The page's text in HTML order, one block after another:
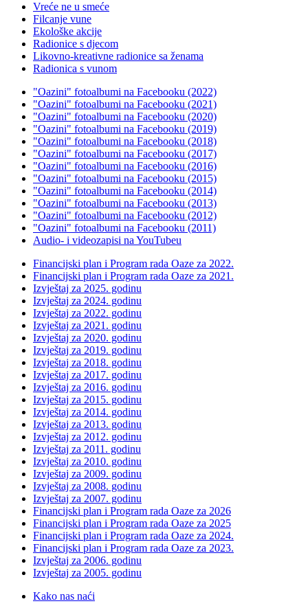
Vreće ne u smeće
Filcanje vune
Ekološke akcije
Radionice s djecom
Likovno-kreativne radionice sa ženama
Radionica s vunom
"Oazini" fotoalbumi na Facebooku (2022)
"Oazini" fotoalbumi na Facebooku (2021)
"Oazini" fotoalbumi na Facebooku (2020)
"Oazini" fotoalbumi na Facebooku (2019)
"Oazini" fotoalbumi na Facebooku (2018)
"Oazini" fotoalbumi na Facebooku (2017)
"Oazini" fotoalbumi na Facebooku (2016)
"Oazini" fotoalbumi na Facebooku (2015)
"Oazini" fotoalbumi na Facebooku (2014)
"Oazini" fotoalbumi na Facebooku (2013)
"Oazini" fotoalbumi na Facebooku (2012)
"Oazini" fotoalbumi na Facebooku (2011)
Audio- i videozapisi na YouTubeu
Financijski plan i Program rada Oaze za 2022.
Financijski plan i Program rada Oaze za 2021.
Izvještaj za 2025. godinu
Izvještaj za 2024. godinu
Izvještaj za 2022. godinu
Izvještaj za 2021. godinu
Izvještaj za 2020. godinu
Izvještaj za 2019. godinu
Izvještaj za 2018. godinu
Izvještaj za 2017. godinu
Izvještaj za 2016. godinu
Izvještaj za 2015. godinu
Izvještaj za 2014. godinu
Izvještaj za 2013. godinu
Izvještaj za 2012. godinu
Izvještaj za 2011. godinu
Izvještaj za 2010. godinu
Izvještaj za 2009. godinu
Izvještaj za 2008. godinu
Izvještaj za 2007. godinu
Financijski plan i Program rada Oaze za 2026
Financijski plan i Program rada Oaze za 2025
Financijski plan i Program rada Oaze za 2024.
Financijski plan i Program rada Oaze za 2023.
Izvještaj za 2006. godinu
Izvještaj za 2005. godinu
Kako nas naći